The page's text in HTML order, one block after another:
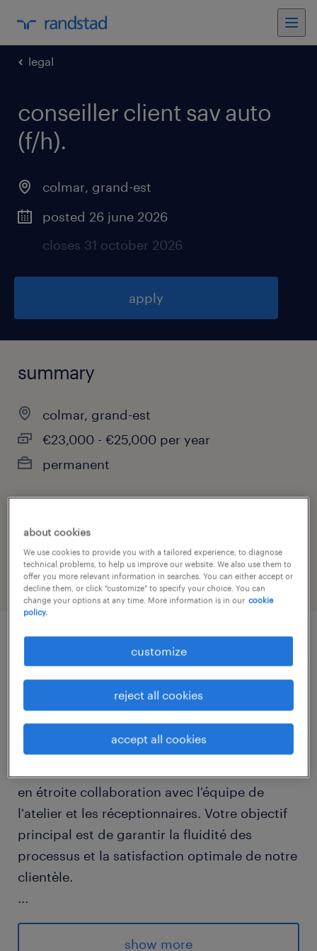
legal
conseiller client sav auto
(f/h).
colmar, grand-est
posted 26 june 2026
closes 31 october 2026
apply
summary
colmar, grand-est
€23,000 - €25,000 per year
permanent
job category
legal
descriptif du poste
Au sein de la concession, vous assurez la
en étroite collaboration avec l'équipe de
l'atelier et les réceptionnaires. Votre objectif
principal est de garantir la fluidité des
processus et la satisfaction optimale de notre
clientèle.
...
Vos missions principales s'articulent autour
des axes suivants :show more
about cookies
We use cookies to provide you with a tailored experience, to diagnose
technical problems, to help us improve our website. We also use them to
offer you more relevant information in searches. You can either accept or
decline them, or click "customize" to specify your choice. You can
change your options at any time. More information is in our cookie
policy.
customize
reject all cookies
accept all cookies